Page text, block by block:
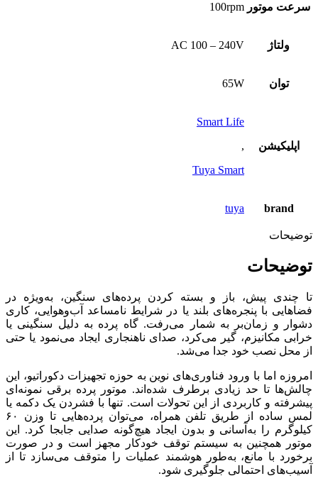
سرعت موتور 100rpm
ولتاژ AC 100 – 240V
توان 65W
اپلیکیشن
Smart Life
,
Tuya Smart
brand
tuya
توضیحات
توضیحات
تا چندی پیش، باز و بسته‌ کردن پرده‌های سنگین، به‌ویژه در
فضاهایی با پنجره‌های بلند یا در شرایط نامساعد آب‌وهوایی، کاری
دشوار و زمان‌بر به شمار می‌رفت. گاه پرده به دلیل سنگینی یا
خرابی مکانیزم، گیر می‌کرد، صدای ناهنجاری ایجاد می‌نمود یا حتی
از محل نصب خود جدا می‌شد.
امروزه اما با ورود فناوری‌های نوین به حوزه تجهیزات دکوراتیو، این
چالش‌ها تا حد زیادی برطرف شده‌اند. موتور پرده برقی نمونه‌ای
پیشرفته و کاربردی از این تحولات است. تنها با فشردن یک دکمه یا
لمس ساده از طریق تلفن همراه، می‌توان پرده‌هایی تا وزن ۶۰
کیلوگرم را به‌آسانی و بدون ایجاد هیچ‌گونه صدایی جابجا کرد. این
موتور همچنین به سیستم توقف خودکار مجهز است و در صورت
برخورد با مانع، به‌طور هوشمند عملیات را متوقف می‌سازد تا از
آسیب‌های احتمالی جلوگیری شود.